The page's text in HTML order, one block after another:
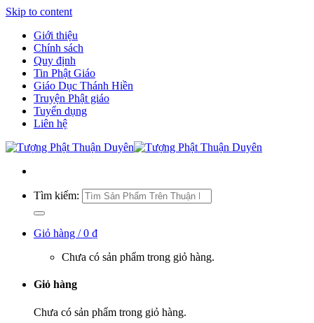
Skip to content
Giới thiệu
Chính sách
Quy định
Tin Phật Giáo
Giáo Dục Thánh Hiền
Truyện Phật giáo
Tuyển dụng
Liên hệ
Tìm kiếm:
Giỏ hàng /0 ₫
Chưa có sản phẩm trong giỏ hàng.
Giỏ hàng
Chưa có sản phẩm trong giỏ hàng.